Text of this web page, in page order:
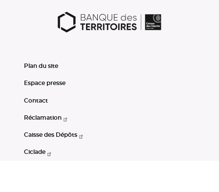
Plan du site
Espace presse
Contact
Réclamation
Caisse des Dépôts
Ciclade